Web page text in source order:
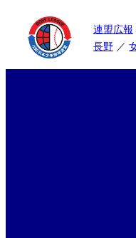
連盟広報
長野